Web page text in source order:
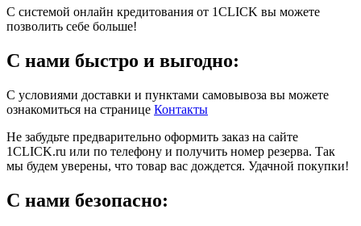
С системой онлайн кредитования от 1CLICK вы можете
позволить себе больше!
С нами быстро и выгодно:
С условиями доставки и пунктами самовывоза вы можете
ознакомиться на странице Контакты
Не забудьте предварительно оформить заказ на сайте
1CLICK.ru или по телефону и получить номер резерва. Так
мы будем уверены, что товар вас дождется. Удачной покупки!
С нами безопасно: